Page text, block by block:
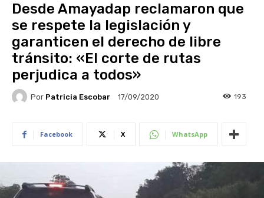
Desde Amayadap reclamaron que
se respete la legislación y
garanticen el derecho de libre
tránsito: «El corte de rutas
perjudica a todos»
Por Patricia Escobar 17/09/2020 193
Facebook X WhatsApp